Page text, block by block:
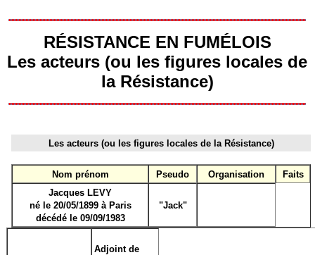
RÉSISTANCE EN FUMÉLOIS
Les acteurs (ou les figures locales de
la Résistance)
Les acteurs (ou les figures locales de la Résistance)
Nom prénom Pseudo Organisation
Faits
Jacques LEVY
né le 20/05/1899 à Paris
décédé le 09/09/1983
"Jack"
Adjoint de